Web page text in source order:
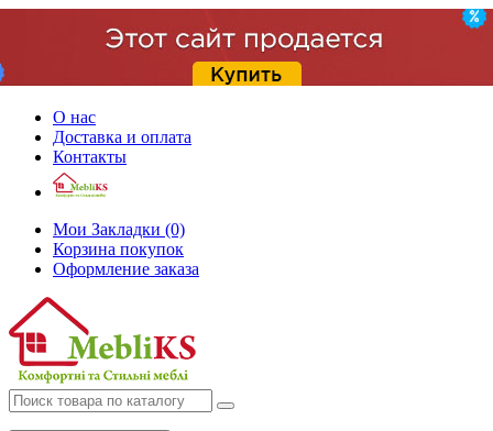
О нас
Доставка и оплата
Контакты
Мои Закладки (0)
Корзина покупок
Оформление заказа